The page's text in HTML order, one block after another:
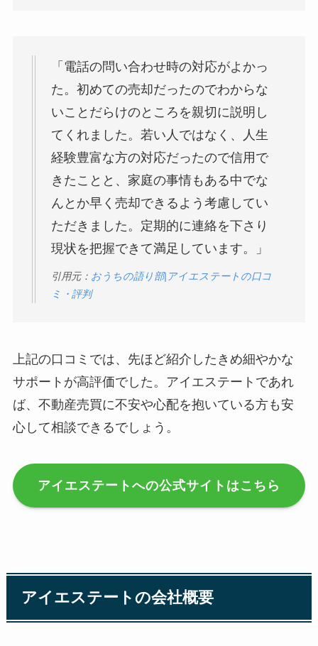
「電話の問い合わせ時の対応がよかっ
た。初めての売却だったのでわからな
いことだらけのところを親切に説明し
てくれました。若い人ではなく、人生
経験豊富な方の対応だったので信用で
きたことと、家庭の事情もある中でな
んとか早く売却できるよう考慮してい
ただきました。定期的に連絡を下さり
現状を把握できて満足しています。」
引用元： おうちの語り部|アイエステートの口コ
ミ・評判
上記の口コミでは、先ほど紹介したきめ細やかな
サポートが高評価でした。アイエステートであれ
ば、不動産売買に不安や心配を抱いている方も安
心して相談できるでしょう。
アイエステートへの公式サイトはこちら
アイエステートの会社概要